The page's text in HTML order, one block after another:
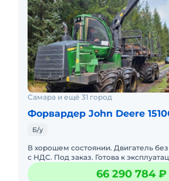
Самара и ещё 31 город
Форвардер John Deere
Б/у
В хорошем состоянии. Двигатель
с НДС. Под заказ. Готова к
66 290 784 ₽